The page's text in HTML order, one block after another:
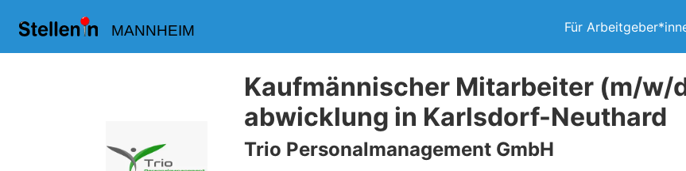
MANNHEIM Für
Kaufmännischer Mitarbeiter (m/w/
abwicklung in Karlsdorf-Neuthard
Trio Personalmanagement GmbH